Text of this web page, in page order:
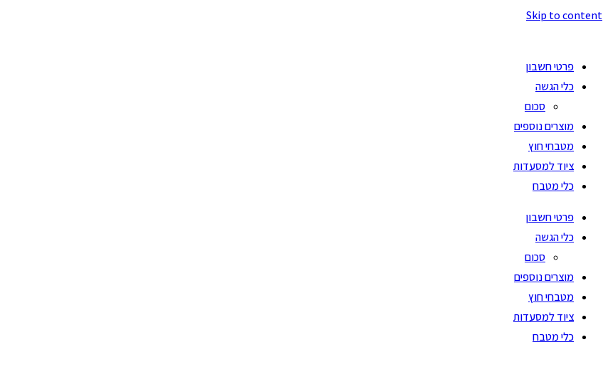
Skip to content
פרטי חשבון
כלי הגשה
סכום
מוצרים נוספים
מטבחי חוץ
ציוד למסעדות
כלי מטבח
פרטי חשבון
כלי הגשה
סכום
מוצרים נוספים
מטבחי חוץ
ציוד למסעדות
כלי מטבח